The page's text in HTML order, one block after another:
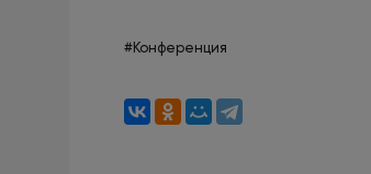
#Конференция